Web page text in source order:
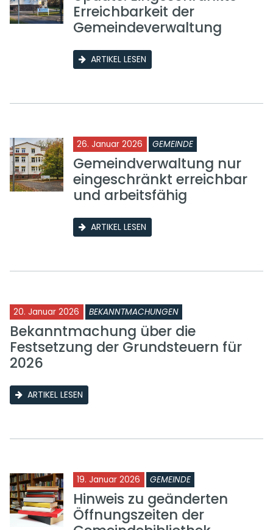
Erreichbarkeit der
Gemeindeverwaltung
ARTIKEL LESEN
26. Januar 2026 GEMEINDE
Gemeindverwaltung nur
eingeschränkt erreichbar
und arbeitsfähig
ARTIKEL LESEN
20. Januar 2026 BEKANNTMACHUNGEN
Bekanntmachung über die
Festsetzung der Grundsteuern für
2026
ARTIKEL LESEN
19. Januar 2026 GEMEINDE
Hinweis zu geänderten
Öffnungszeiten der